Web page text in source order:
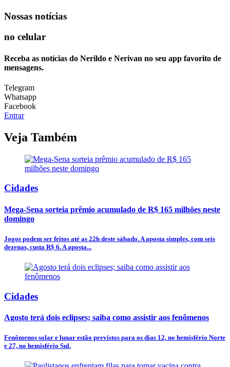
Nossas notícias
no celular
Receba as notícias do Nerildo e Nerivan no seu app favorito de
mensagens.
Telegram
Whatsapp
Facebook
Entrar
Veja Também
Cidades
Mega-Sena sorteia prêmio acumulado de R$ 165 milhões neste
domingo
Jogos podem ser feitos até as 22h deste sábado. A aposta simples, com seis
dezenas, custa R$ 6. A aposta...
Cidades
Agosto terá dois eclipses; saiba como assistir aos fenômenos
Fenômenos solar e lunar estão previstos para os dias 12, no hemisfério Norte
e 27, no hemisfério Sul.